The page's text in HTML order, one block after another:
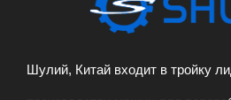
Шулий, Китай входит в тройку